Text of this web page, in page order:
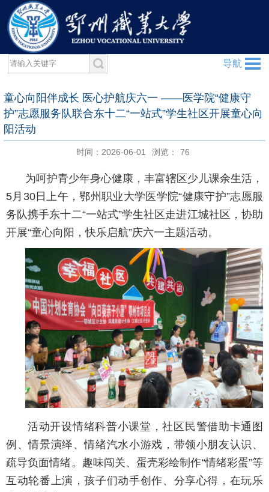
导航
童心向阳伴成长 医心护航庆六一 ——医学院“健康守
护”志愿服务队联合东十二“一站式”学生社区开展童心向
阳活动
时间：2026-06-01 浏览： 76
为呵护青少年身心健康，丰富辖区少儿课余生活，
5月 30日上午，鄂州职业大学医学院“健康守护”志愿服
务队携手东十二“一站式”学生社区走进江城社区，协助
开展“童心向阳，快乐启航”庆六一主题活动。
活动开设情绪科普小课堂，社区民警借助卡通图
例、情景演绎、情绪汽水小游戏，带领小朋友认识、
疏导负面情绪。趣味闯关、蛋壳彩绘制作“情绪彩蛋”等
互动轮番上演，孩子们动手创作、分享心得，在玩乐